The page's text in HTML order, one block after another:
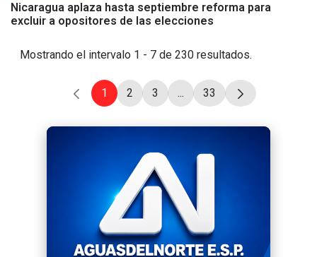
Nicaragua aplaza hasta septiembre reforma para
excluir a opositores de las elecciones
Mostrando el intervalo 1 - 7 de 230 resultados.
Página
1 Página
2 Página
3 ...Páginas intermedias Use
Página
33